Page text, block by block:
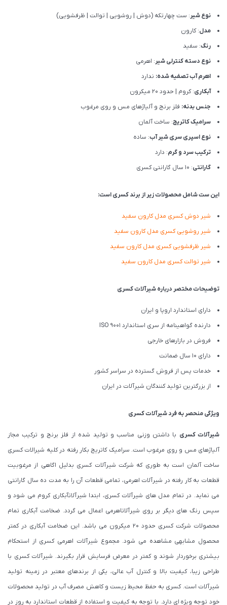
نوع شیر: ست چهارتکه (دوش | روشویی | توالت | ظرفشویی)
مدل: کارون
رنگ: سفید
نوع دسته کنترلی شیر: اهرمی
اهرم آب تصفیه شده: ندارد
آبکاری: کروم | حدود 20 میکرون
جنس بدنه: فلز برنج و آلیاژهای مس و روی مرغوب
سرامیک کاتریج: ساخت آلمان
نوع اسپری سری شیر آب: ساده
ترکیب سرد و گرم: دارد
گارانتی: 10 سال گارانتی کسری
این ست شامل محصولات زیر از برند کسری است:
شیر دوش کسری مدل کارون سفید
شیر روشویی کسری مدل کارون سفید
شیر ظرفشویی کسری مدل کارون سفید
شیر توالت کسری مدل کارون سفید
توضیحات مختصر درباره شیرآلات کسری
دارای استاندارد اروپا و ایران
دارنده گواهینامه از سری استاندارد ISO 9001
فروش در بازارهای خارجی
دارای 10 سال ضمانت
خدمات پس از فروش گسترده در سراسر کشور
از بزرگترین تولید کنندگان شیرآلات در ایران
ویژگی منحصر به فرد شیرآلات کسری
شیرآلات کسری با داشتن وزنی مناسب و تولید شده از فلز برنج و ترکیب مجاز
آلیاژهای مس و روی مرغوب است. سرامیک کاتریج بکار رفته در کلیه شیرالات کسری
ساخت آلمان است به طوری که شرکت شیرآلات کسری بدلیل اگاهی از مرغوبیت
قطعات به کار رفته در شیرآلات اهرمی، تمامی قطعات آن را به مدت ده سال گارانتی
می نماید. در تمام مدل های شیرآلات کسری، ابتدا شیرآلاتآبکاری کروم می شود و
سپس رنگ های دیگر بر روی شیرآلاتاهرمی اعمال می گردد. ضخامت آبکاری تمام
محصولات شرکت کسری حدود ۲۰ میکرون می باشد. این ضخامت آبکاری در کمتر
محصول مشابهی مشاهده می شود. مجموع شیرآلات اهرمی کسری از استحکام
بیشتری برخوردار شوند و کمتر در معرض فرسایش قرار بگیرند. شیرآلات کسری با
طراحی زیبا، کیفیت بالا و کنترل آب عالی، یکی از برندهای معتبر در زمینه تولید
شیرآلات است. کسری به حفظ محیط زیست و کاهش مصرف آب در تولید محصولات
خود توجه ویژه ای دارد. با توجه به کیفیت و استفاده از قطعات استاندارد به روز در